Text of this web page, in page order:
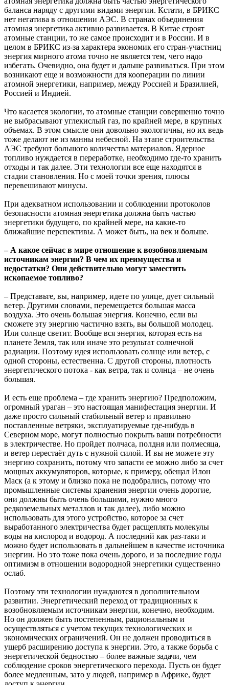
баланса наряду с другими видами энергии. Кстати, в БРИКС
нет негатива в отношении АЭС. В странах объединения
атомная энергетика активно развивается. В Китае строят
атомные станции, то же самое происходит и в России. И в
целом в БРИКС из-за характера экономик его стран-участниц
энергия мирного атома точно не является тем, чего надо
избегать. Очевидно, она будет и дальше развиваться. При этом
возникают еще и возможности для кооперации по линии
атомной энергетики, например, между Россией и Бразилией,
Россией и Индией.
Что касается экологии, то атомные станции совершенно точно
не выбрасывают углекислый газ, по крайней мере, в крупных
объемах. В этом смысле они довольно экологичны, но их ведь
тоже делают не из манны небесной. На этапе строительства
АЭС требуют большого количества материалов. Ядерное
топливо нуждается в переработке, необходимо где-то хранить
отходы и так далее. Эти технологии все еще находятся в
стадии становления. Но с моей точки зрения, плюсы
перевешивают минусы.
При адекватном использовании и соблюдении протоколов
безопасности атомная энергетика должна быть частью
энергетики будущего, по крайней мере, на какие-то
ближайшие перспективы. А может быть, на век и больше.
– А какое сейчас в мире отношение к возобновляемым
источникам энергии? В чем их преимущества и
недостатки? Они действительно могут заместить
ископаемое топливо?
– Представьте, вы, например, идете по улице, дует сильный
ветер. Другими словами, перемещается большая масса
воздуха. Это очень большая энергия. Конечно, если вы
сможете эту энергию частично взять, вы большой молодец.
Или солнце светит. Вообще вся энергия, которая есть на
планете Земля, так или иначе это результат солнечной
радиации. Поэтому идея использовать солнце или ветер, с
одной стороны, естественна. С другой стороны, плотность
энергетического потока - как ветра, так и солнца – не очень
большая.
И есть еще проблема – где хранить энергию? Предположим,
огромный ураган – это настоящая манифестация энергии. И
даже просто сильный стабильный ветер и правильно
поставленные ветряки, эксплуатируемые где-нибудь в
Северном море, могут полностью покрыть ваши потребности
в электричестве. Но пройдет полчаса, полдня или полмесяца,
и ветер перестаёт дуть с нужной силой. И вы не можете эту
энергию сохранить, потому что запасти ее можно либо за счет
мощных аккумуляторов, которые, к примеру, обещал Илон
Маск (а к этому и близко пока не подобрались, потому что
промышленные системы хранения энергии очень дорогие,
они должны быть очень большими, нужно много
редкоземельных металлов и так далее), либо можно
использовать для этого устройство, которое за счет
выработанного электричества будет расщеплять молекулы
воды на кислород и водород. А последний как раз-таки и
можно будет использовать в дальнейшем в качестве источника
энергии. Но это тоже пока очень дорого, и за последние годы
оптимизм в отношении водородной энергетики существенно
ослаб.
Поэтому эти технологии нуждаются в дополнительном
развитии. Энергетический переход от традиционных к
возобновляемым источникам энергии, конечно, необходим.
Но он должен быть постепенным, рациональным и
осуществляться с учетом текущих технологических и
экономических ограничений. Он не должен проводиться в
ущерб расширению доступа к энергии. Это, а также борьба с
энергетической бедностью – более важные задачи, чем
соблюдение сроков энергетического перехода. Пусть он будет
более медленным, зато у людей, например в Африке, будет